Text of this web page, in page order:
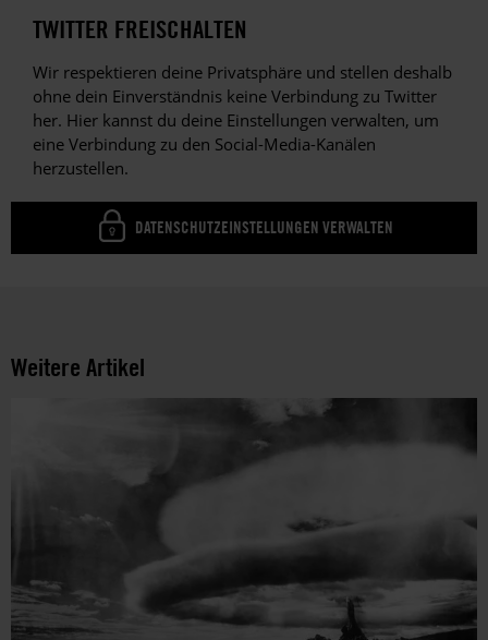
TWITTER FREISCHALTEN
Wir respektieren deine Privatsphäre und stellen deshalb
ohne dein Einverständnis keine Verbindung zu Twitter
her. Hier kannst du deine Einstellungen verwalten, um
eine Verbindung zu den Social-Media-Kanälen
herzustellen.
DATENSCHUTZEINSTELLUNGEN VERWALTEN
Weitere Artikel